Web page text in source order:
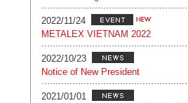
2022/11/24
METALEX VIETNAM 2022
2022/10/23
Notice of New President
2021/01/01